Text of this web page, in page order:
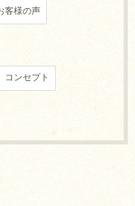
客様の声
コンセプト